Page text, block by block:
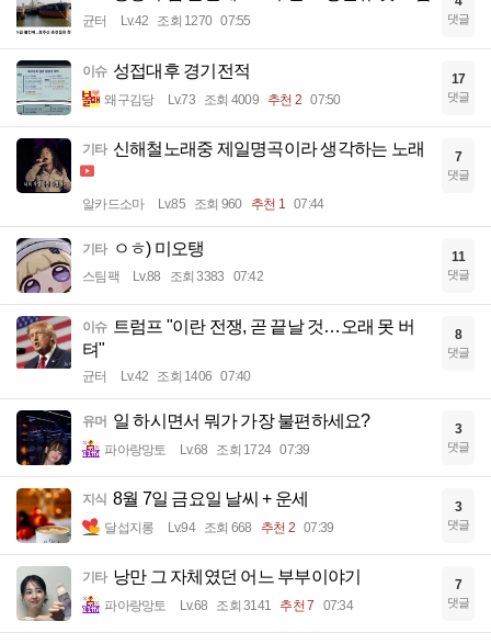
균터 Lv.42 조회 1270 07:55 댓글
이슈 성접대후 경기전적
왜구김당 Lv.73 조회 4009 추천 2 07:50
17
댓글
기타 신해철노래중 제일명곡이라 생각하는 노래
알카드소마 Lv.85 조회 960 추천 1 07:44
7
댓글
기타 ㅇㅎ) 미오탱
스팀팩 Lv.88 조회 3383 07:42
11
댓글
이슈
트럼프 "이란 전쟁, 곧 끝날 것…오래 못 버
텨"
균터 Lv.42 조회 1406 07:40
8
댓글
유머 일 하시면서 뭐가 가장 불편하세요?
파아랑망토 Lv.68 조회 1724 07:39
3
댓글
지식 8월 7일 금요일 날씨 + 운세
달섭지롱 Lv.94 조회 668 추천 2 07:39
3
댓글
기타 낭만 그 자체였던 어느 부부이야기
파아랑망토 Lv.68 조회 3141 추천 7 07:34
7
댓글